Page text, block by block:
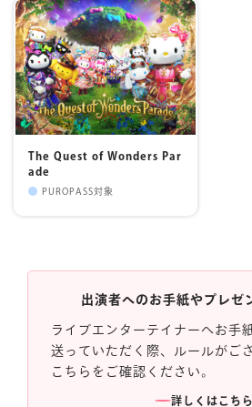
The Quest of Wonders Par
ade
PUROPASS対象
出演者へのお手紙やプレゼ
ライブエンターテイナーへお手
送っていただく際、ルールがご
こちらをご確認ください。
詳しくはこちら